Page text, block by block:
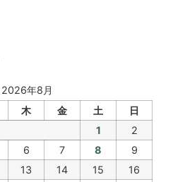
2026年8月
木 金 土
日
1
2
6 7 8
9
13 14 15
16